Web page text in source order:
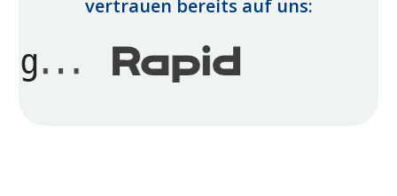
vertrauen bereits auf uns: